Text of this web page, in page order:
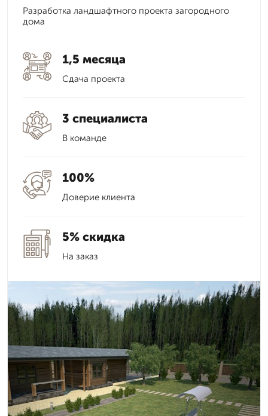
Разработка ландшафтного проекта загородного
дома
1,5 месяца
Сдача проекта
3 специалиста
В команде
100%
Доверие клиента
5% скидка
На заказ